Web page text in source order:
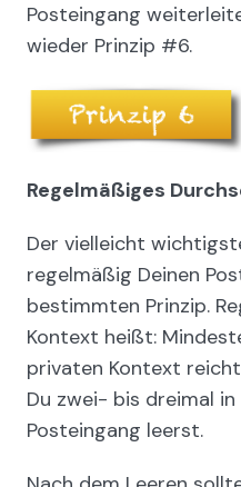
Posteingang
wieder Prinzip #6.
Regelmäßiges
Der vielleicht
regelmäßig Deinen
bestimmten Prinzip.
Kontext heißt:
privaten Kontext
Du zwei- bis dreimal
Posteingang leerst.